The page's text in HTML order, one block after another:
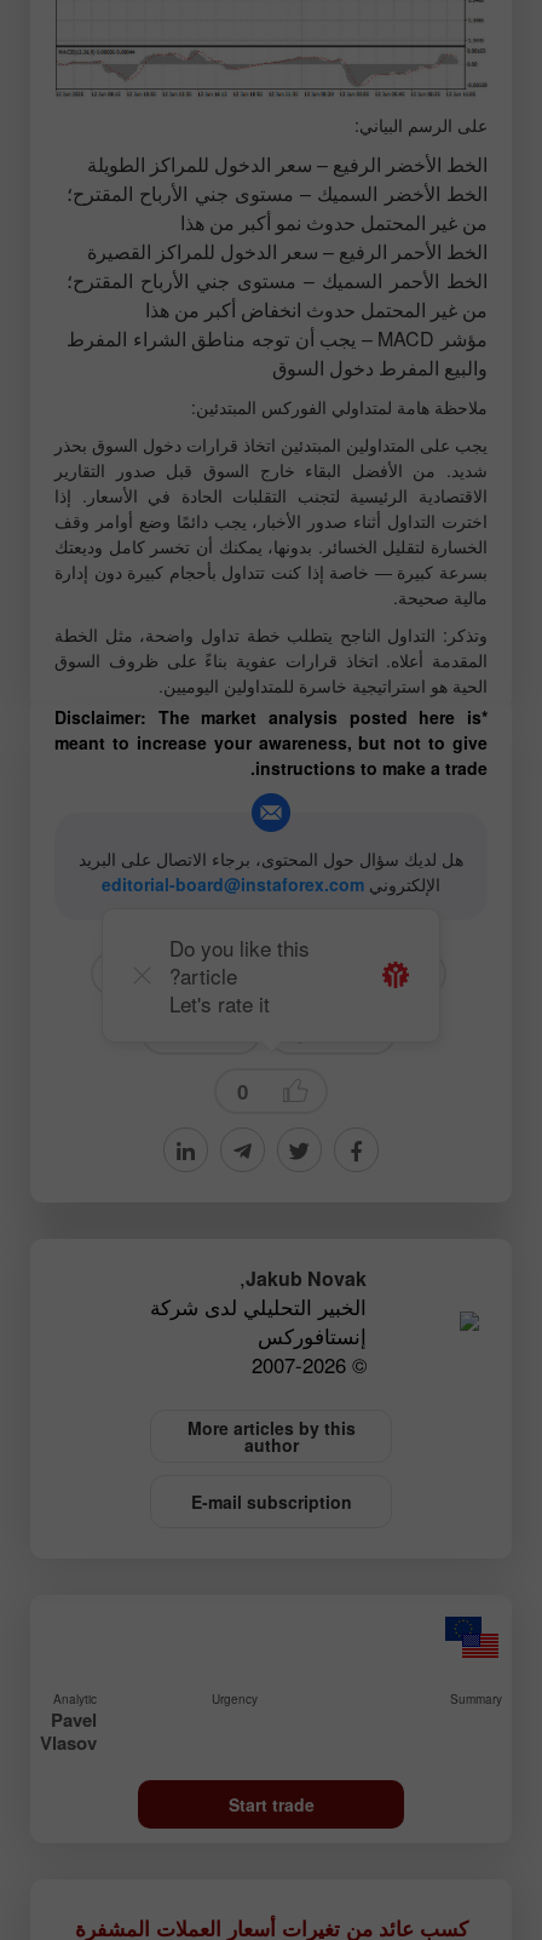
على الرسم البياني:
الخط الأخضر الرفيع – سعر الدخول للمراكز الطويلة
الخط الأخضر السميك – مستوى جني الأرباح المقترح؛
من غير المحتمل حدوث نمو أكبر من هذا
الخط الأحمر الرفيع – سعر الدخول للمراكز القصيرة
الخط الأحمر السميك – مستوى جني الأرباح المقترح؛
من غير المحتمل حدوث انخفاض أكبر من هذا
مؤشر MACD – يجب أن توجه مناطق الشراء المفرط
والبيع المفرط دخول السوق
ملاحظة هامة لمتداولي الفوركس المبتدئين:
يجب على المتداولين المبتدئين اتخاذ قرارات دخول السوق بحذر
شديد. من الأفضل البقاء خارج السوق قبل صدور التقارير
الاقتصادية الرئيسية لتجنب التقلبات الحادة في الأسعار. إذا
اخترت التداول أثناء صدور الأخبار، يجب دائمًا وضع أوامر وقف
الخسارة لتقليل الخسائر. بدونها، يمكنك أن تخسر كامل وديعتك
بسرعة كبيرة — خاصة إذا كنت تتداول بأحجام كبيرة دون إدارة
مالية صحيحة.
وتذكر: التداول الناجح يتطلب خطة تداول واضحة، مثل الخطة
المقدمة أعلاه. اتخاذ قرارات عفوية بناءً على ظروف السوق
الحية هو استراتيجية خاسرة للمتداولين اليوميين.
*Disclaimer: The market analysis posted here is
meant to increase your awareness, but not to give
instructions to make a trade.
هل لديك سؤال حول المحتوى، برجاء الاتصال على البريد
الإلكتروني editorial-board@instaforex.com
# GBP
# GBPUSD
0
Do you like this
article?
Let's rate it
Jakub Novak
,
الخبير التحليلي لدى شركة
إنستافوركس
© 2007-2026
More articles by this
author
E-mail subscription
Summary
Urgency
Analytic
Pavel
Vlasov
Start trade
كسب عائد من تغيرات أسعار العملات المشفرة